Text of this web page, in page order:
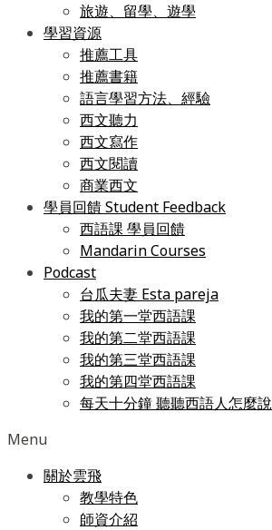
旅遊、留學、遊學
學習資源
推薦工具
推薦書籍
語言學習方法、經驗
西文聽力
西文寫作
西文閱讀
商業西文
學員回饋 Student Feedback
西語課 學員回饋
Mandarin Courses
Podcast
台瓜夫妻 Esta pareja
我的第一堂西語課
我的第二堂西語課
我的第三堂西語課
我的第四堂西語課
每天十分鐘 聽聽西語人怎麼說
Menu
關於雲飛
教學特色
師資介紹